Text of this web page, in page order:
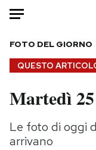
HOME
Italia
Politica
QUESTO
FOTO DEL GIORNO
Martedì
Le foto di oggi
arrivano